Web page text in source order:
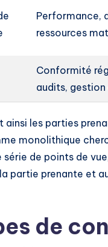
Performance,
ressources
Conformité
audits, gestion
ainsi les parties
monolithique
de points de
partie prenante et
de